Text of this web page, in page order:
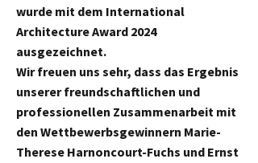
wurde mit dem International
Architecture Award 2024
ausgezeichnet.
Wir freuen uns sehr, dass das Ergebnis
unserer freundschaftlichen und
professionellen Zusammenarbeit mit
den Wettbewerbsgewinnern Marie-
Therese Harnoncourt-Fuchs und Ernst